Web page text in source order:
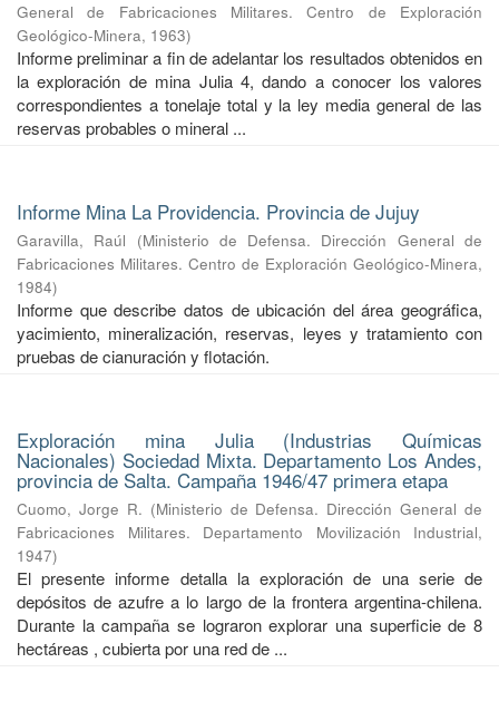
General de Fabricaciones Militares. Centro de Exploración
Geológico-Minera, 1963)
Informe preliminar a fin de adelantar los resultados obtenidos en
la exploración de mina Julia 4, dando a conocer los valores
correspondientes a tonelaje total y la ley media general de las
reservas probables o mineral ...
Informe Mina La Providencia. Provincia de Jujuy
Garavilla, Raúl (Ministerio de Defensa. Dirección General de
Fabricaciones Militares. Centro de Exploración Geológico-Minera,
1984)
Informe que describe datos de ubicación del área geográfica,
yacimiento, mineralización, reservas, leyes y tratamiento con
pruebas de cianuración y flotación.
Exploración mina Julia (Industrias Químicas
Nacionales) Sociedad Mixta. Departamento Los Andes,
provincia de Salta. Campaña 1946/47 primera etapa
Cuomo, Jorge R. (Ministerio de Defensa. Dirección General de
Fabricaciones Militares. Departamento Movilización Industrial,
1947)
El presente informe detalla la exploración de una serie de
depósitos de azufre a lo largo de la frontera argentina-chilena.
Durante la campaña se lograron explorar una superficie de 8
hectáreas , cubierta por una red de ...